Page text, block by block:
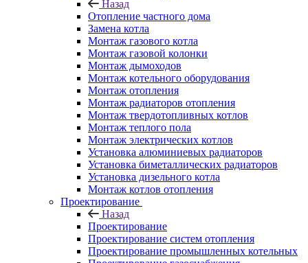
Назад
Отопление частного дома
Замена котла
Монтаж газового котла
Монтаж газовой колонки
Монтаж дымоходов
Монтаж котельного оборудования
Монтаж отопления
Монтаж радиаторов отопления
Монтаж твердотопливных котлов
Монтаж теплого пола
Монтаж электрических котлов
Установка алюминиевых радиаторов
Установка биметаллических радиаторов
Установка дизельного котла
Монтаж котлов отопления
Проектирование
Назад
Проектирование
Проектирование систем отопления
Проектирование промышленных котельных